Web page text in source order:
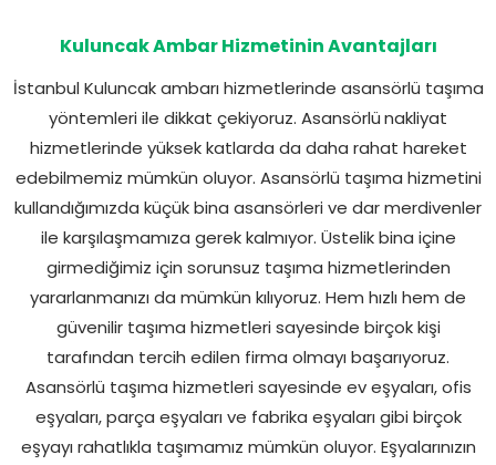
Kuluncak Ambar Hizmetinin Avantajları
İstanbul Kuluncak ambarı hizmetlerinde asansörlü taşıma
yöntemleri ile dikkat çekiyoruz. Asansörlünakliyat
hizmetlerinde yüksek katlarda da daha rahat hareket
edebilmemiz mümkün oluyor. Asansörlü taşıma hizmetini
kullandığımızda küçük bina asansörleri ve dar merdivenler
ile karşılaşmamıza gerek kalmıyor. Üstelik bina içine
girmediğimiz için sorunsuz taşıma hizmetlerinden
yararlanmanızı da mümkün kılıyoruz. Hem hızlı hem de
güvenilir taşıma hizmetleri sayesinde birçok kişi
tarafından tercih edilen firma olmayı başarıyoruz.
Asansörlü taşıma hizmetleri sayesinde ev eşyaları, ofis
eşyaları, parça eşyaları ve fabrika eşyaları gibi birçok
eşyayı rahatlıkla taşımamız mümkün oluyor. Eşyalarınızın